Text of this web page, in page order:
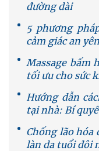
đường dài
5 phương
cảm giác an
Massage bấm
tối ưu cho sức
Hướng dẫn
tại nhà: Bí
Chống lão hóa
làn da tuổi đôi